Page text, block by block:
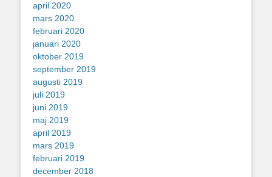
april 2020
mars 2020
februari 2020
januari 2020
oktober 2019
september 2019
augusti 2019
juli 2019
juni 2019
maj 2019
april 2019
mars 2019
februari 2019
december 2018